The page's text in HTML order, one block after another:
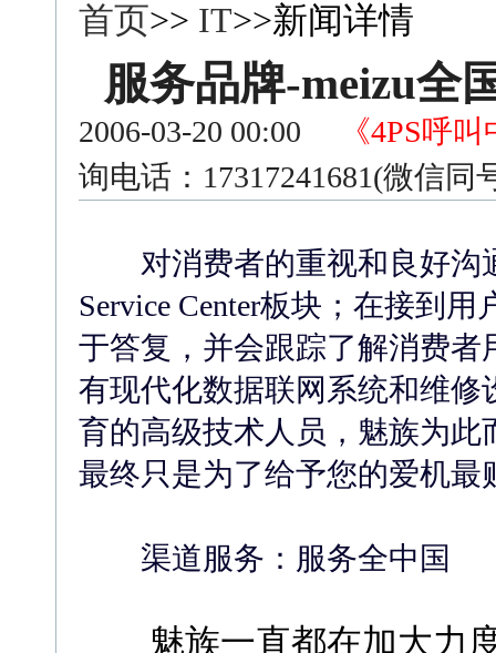
首页>> IT>>新闻详情
服务品牌-meizu全
2006-03-20 00:00
《4PS呼
询电话：17317241681(微信
对消费者的重视和良好沟
Service Center板块；在接到
于答复，并会跟踪了解消费
有现代化数据联网系统和维
育的高级技术人员，魅族为
最终只是为了给予您的爱机最
渠道服务：服务全中国
魅族一直都在加大力